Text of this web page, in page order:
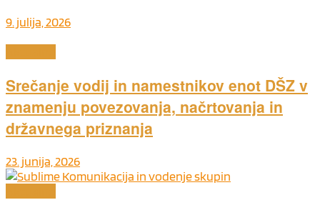
9. julija, 2026
Srečanje vodij in namestnikov enot DŠZ v
znamenju povezovanja, načrtovanja in
državnega priznanja
23. junija, 2026